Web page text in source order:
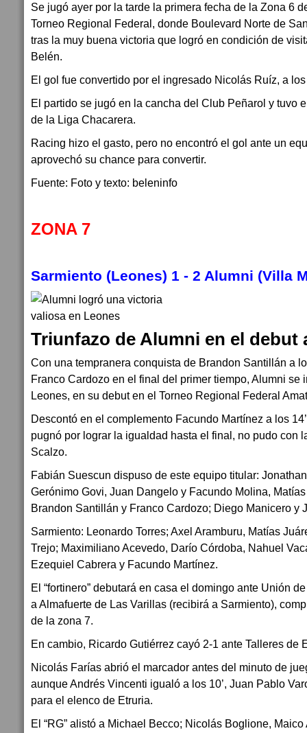
Se jugó ayer por la tarde la primera fecha de la Zona 6
Torneo Regional Federal, donde Boulevard Norte de
tras la muy buena victoria que logró en condición de
Belén.
El gol fue convertido por el ingresado Nicolás Ruíz, a
El partido se jugó en la cancha del Club Peñarol y tuvo
de la Liga Chacarera.
Racing hizo el gasto, pero no encontró el gol ante un
aprovechó su chance para convertir.
Fuente: Foto y texto: beleninfo
ZONA 7
Sarmiento (Leones) 1 - 2 Alumni (Villa
Triunfazo de Alumni en el debut
Con una tempranera conquista de Brandon Santillán a
Franco Cardozo en el final del primer tiempo, Alumni se
Leones, en su debut en el Torneo Regional Federal
Descontó en el complemento Facundo Martínez a los
pugnó por lograr la igualdad hasta el final, no pudo con
Scalzo.
Fabián Suescun dispuso de este equipo titular:
Gerónimo Govi, Juan Dangelo y Facundo Molina,
Brandon Santillán y Franco Cardozo; Diego Manicero y
Sarmiento: Leonardo Torres; Axel Aramburu, Matías
Trejo; Maximiliano Acevedo, Darío Córdoba, Nahuel
Ezequiel Cabrera y Facundo Martínez.
El “fortinero” debutará en casa el domingo ante Unión
a Almafuerte de Las Varillas (recibirá a Sarmiento),
de la zona 7.
En cambio, Ricardo Gutiérrez cayó 2-1 ante Talleres de
Nicolás Farías abrió el marcador antes del minuto de
aunque Andrés Vincenti igualó a los 10’, Juan Pablo
para el elenco de Etruria.
El “RG” alistó a Michael Becco; Nicolás Boglione,